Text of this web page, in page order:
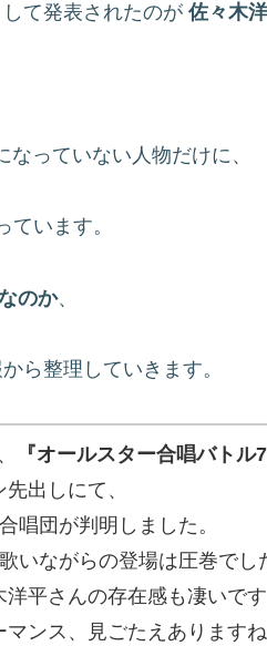
て発表されたのが 佐々木
っていない人物だけに、
います。
のか、
ら整理していきます。
『オールスター合唱バトル7
出しにて、
唱団が判明しました。
いながらの登場は圧巻でし
平さんの存在感も凄いです
ンス、見ごたえありますね